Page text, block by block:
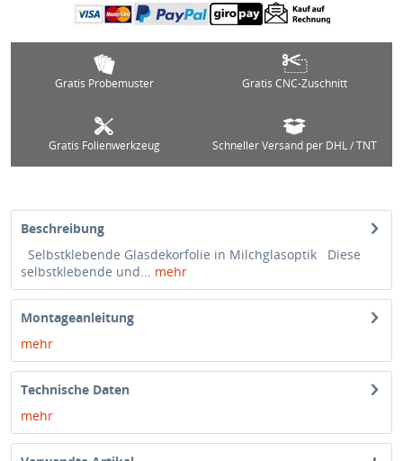
Gratis Probemuster Gratis CNC-Zuschnitt
Gratis Folienwerkzeug Schneller Versand per DHL / TNT
Beschreibung
Selbstklebende Glasdekorfolie in Milchglasoptik Diese
selbstklebende und... mehr
Montageanleitung
mehr
Technische Daten
mehr